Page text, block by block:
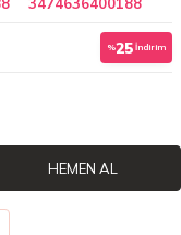
%25 İndirim
HEMEN AL